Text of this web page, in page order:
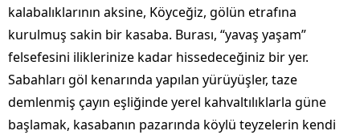
kalabalıklarının aksine, Köyceğiz, gölün etrafına
kurulmuş sakin bir kasaba. Burası, “yavaş yaşam”
felsefesini iliklerinize kadar hissedeceğiniz bir yer.
Sabahları göl kenarında yapılan yürüyüşler, taze
demlenmiş çayın eşliğinde yerel kahvaltılıklarla güne
başlamak, kasabanın pazarında köylü teyzelerin kendi